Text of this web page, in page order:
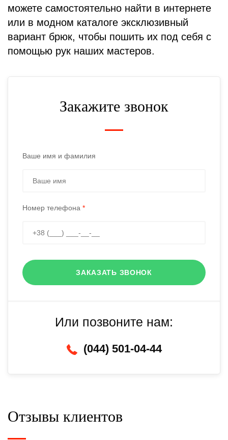
можете самостоятельно найти в интернете
или в модном каталоге эксклюзивный
вариант брюк, чтобы пошить их под себя с
помощью рук наших мастеров.
Закажите звонок
Ваше имя и фамилия
Номер телефона *
ЗАКАЗАТЬ ЗВОНОК
Или позвоните нам:
(044) 501-04-44
Отзывы клиентов